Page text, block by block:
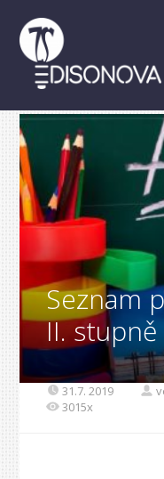
Seznam
II. stupně
31.7. 2019
3015x